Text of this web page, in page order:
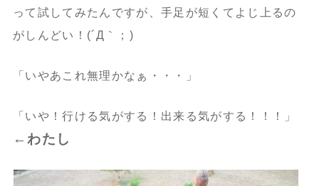
って試してみたんですが、手足が短くてよじ上るの
がしんどい！(´Д｀；)
「いやあこれ無理かなぁ・・・」
「いや！行ける気がする！出来る気がする！！！」
←わたし